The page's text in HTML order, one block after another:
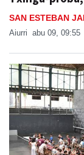
SAN ESTEBAN
Aiurri abu 09, 09:55